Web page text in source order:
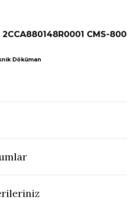
2CCA880148R0001 CMS-800